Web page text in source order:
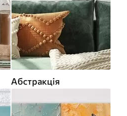
Абстракція